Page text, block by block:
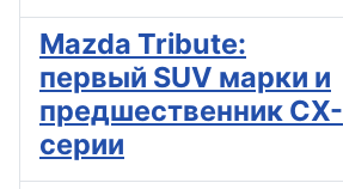
Mazda Tribute:
первый SUV марки и
предшественник CX-
серии